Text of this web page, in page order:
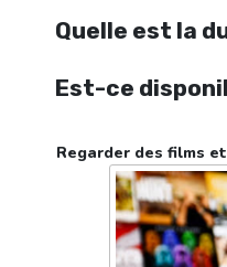
Quelle est la
Est-ce
Regarder des films